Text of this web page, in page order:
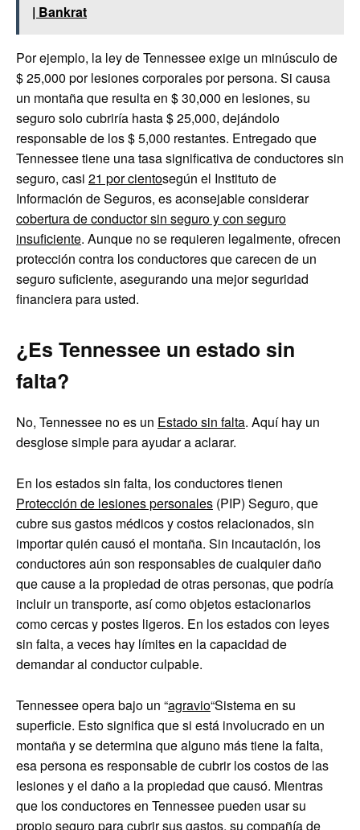
| Bankrat
Por ejemplo, la ley de Tennessee exige un minúsculo de
$ 25,000 por lesiones corporales por persona. Si causa
un montaña que resulta en $ 30,000 en lesiones, su
seguro solo cubriría hasta $ 25,000, dejándolo
responsable de los $ 5,000 restantes. Entregado que
Tennessee tiene una tasa significativa de conductores sin
seguro, casi 21 por cientosegún el Instituto de
Información de Seguros, es aconsejable considerar
cobertura de conductor sin seguro y con seguro
insuficiente. Aunque no se requieren legalmente, ofrecen
protección contra los conductores que carecen de un
seguro suficiente, asegurando una mejor seguridad
financiera para usted.
¿Es Tennessee un estado sin
falta?
No, Tennessee no es un Estado sin falta. Aquí hay un
desglose simple para ayudar a aclarar.
En los estados sin falta, los conductores tienen
Protección de lesiones personales (PIP) Seguro, que
cubre sus gastos médicos y costos relacionados, sin
importar quién causó el montaña. Sin incautación, los
conductores aún son responsables de cualquier daño
que cause a la propiedad de otras personas, que podría
incluir un transporte, así como objetos estacionarios
como cercas y postes ligeros. En los estados con leyes
sin falta, a veces hay límites en la capacidad de
demandar al conductor culpable.
Tennessee opera bajo un “agravio“Sistema en su
superficie. Esto significa que si está involucrado en un
montaña y se determina que alguno más tiene la falta,
esa persona es responsable de cubrir los costos de las
lesiones y el daño a la propiedad que causó. Mientras
que los conductores en Tennessee pueden usar su
propio seguro para cubrir sus gastos, su compañía de